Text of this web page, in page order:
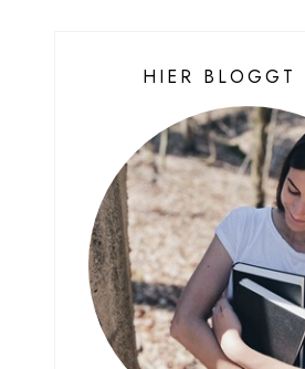
HIER BLOGGT